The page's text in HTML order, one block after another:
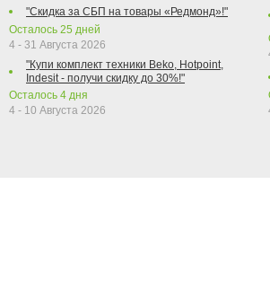
"Скидка за СБП на товары «Редмонд»!"
Осталось 25 дней
4 - 31 Августа 2026
"Купи комплект техники Beko, Hotpoint,
Indesit - получи скидку до 30%!"
Осталось 4 дня
4 - 10 Августа 2026